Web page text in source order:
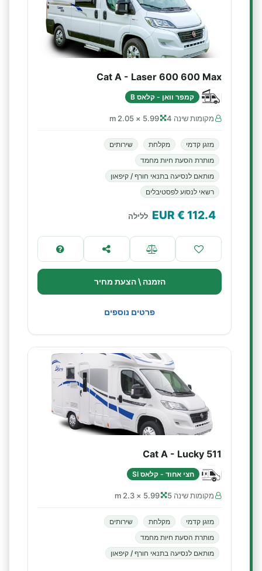
Cat A - Laser 600 600 Max
קמפר וואן - קלאס B
מקומות שינה 4 5.99 × 2.05 m
מזגן קדמי מקלחת
שירותים
מותרת הסעת חיות מחמד
מותאם לנסיעה בתנאי חורף / קיפאון
רשאי לנסוע לפסטיבלים
112.4
€ EUR ללילה
הזמנה \ הצעת מחיר
פרטים נוספים
Cat A - Lucky 511
חצי אחוד - קלאס SI
מקומות שינה 5 5.99 × 2.3 m
מזגן קדמי מקלחת
שירותים
מותרת הסעת חיות מחמד
מותאם לנסיעה בתנאי חורף / קיפאון